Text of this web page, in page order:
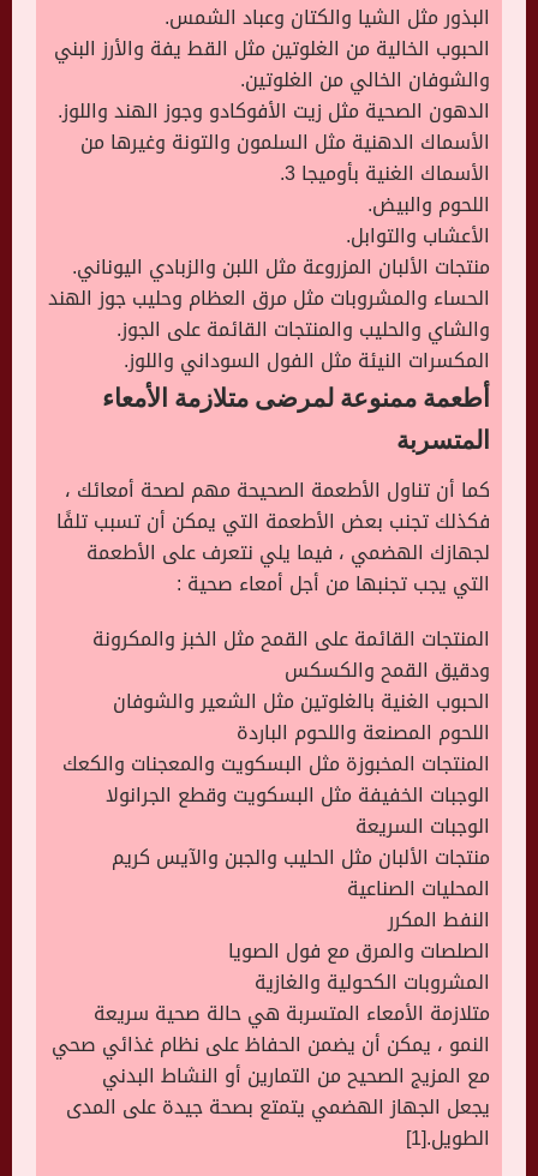
البذور مثل الشيا والكتان وعباد الشمس.
الحبوب الخالية من الغلوتين مثل القط يفة والأرز البني
والشوفان الخالي من الغلوتين.
الدهون الصحية مثل زيت الأفوكادو وجوز الهند واللوز.
الأسماك الدهنية مثل السلمون والتونة وغيرها من
الأسماك الغنية بأوميجا 3.
اللحوم والبيض.
الأعشاب والتوابل.
منتجات الألبان المزروعة مثل اللبن والزبادي اليوناني.
الحساء والمشروبات مثل مرق العظام وحليب جوز الهند
والشاي والحليب والمنتجات القائمة على الجوز.
المكسرات النيئة مثل الفول السوداني واللوز.
أطعمة ممنوعة لمرضى متلازمة الأمعاء
المتسربة
كما أن تناول الأطعمة الصحيحة مهم لصحة أمعائك ،
فكذلك تجنب بعض الأطعمة التي يمكن أن تسبب تلفًا
لجهازك الهضمي ، فيما يلي نتعرف على الأطعمة
التي يجب تجنبها من أجل أمعاء صحية :
المنتجات القائمة على القمح مثل الخبز والمكرونة
ودقيق القمح والكسكس
الحبوب الغنية بالغلوتين مثل الشعير والشوفان
اللحوم المصنعة واللحوم الباردة
المنتجات المخبوزة مثل البسكويت والمعجنات والكعك
الوجبات الخفيفة مثل البسكويت وقطع الجرانولا
الوجبات السريعة
منتجات الألبان مثل الحليب والجبن والآيس كريم
المحليات الصناعية
النفط المكرر
الصلصات والمرق مع فول الصويا
المشروبات الكحولية والغازية
متلازمة الأمعاء المتسربة هي حالة صحية سريعة
النمو ، يمكن أن يضمن الحفاظ على نظام غذائي صحي
مع المزيج الصحيح من التمارين أو النشاط البدني
يجعل الجهاز الهضمي يتمتع بصحة جيدة على المدى
الطويل.[1]